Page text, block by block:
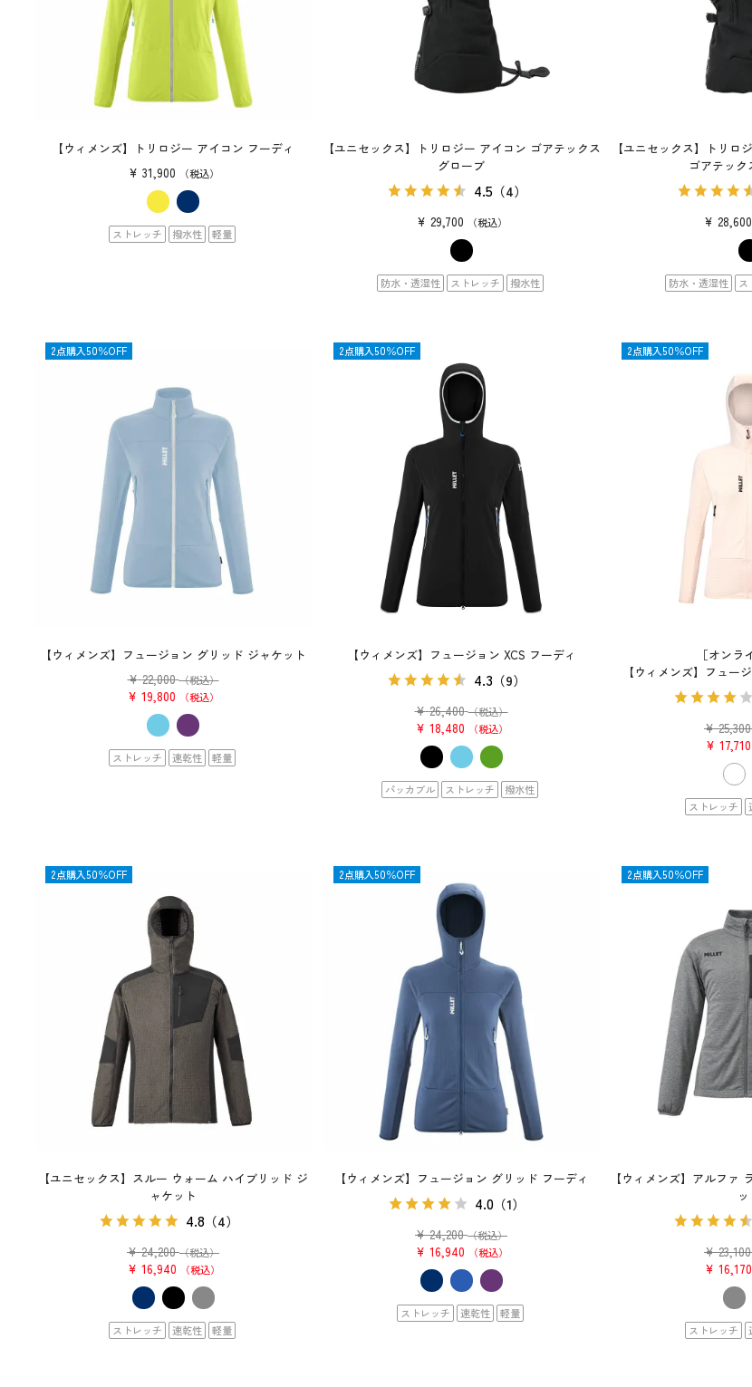
【ウィメンズ】トリロジー アイコン フーディ
¥ 31,900 税込
ストレッチ 撥水性 軽量
【ユニセックス】トリロジー アイコン ゴアテックス
グローブ
4.5（4）
¥ 29,700 税込
防水・透湿性 ストレッチ 撥水性
【ユニセックス】トリロ
ゴアテッ
¥ 28,600
防水・透湿性 ス
【ウィメンズ】フュージョン グリッド ジャケット
¥ 22,000 （税込）
¥ 19,800 税込
限定
ストレッチ 速乾性 軽量
2点購入50％OFF
【ウィメンズ】フュージョン XCS フーディ
4.3 （9）
¥ 26,400 （税込）
¥ 18,480 税込
OUTLET
パッカブル ストレッチ 撥水性
2点購入50％OFF
［オンラ
【ウィメンズ】フュー
¥ 25,300
¥ 17,710
SALE
ストレッチ
2点購入50％OFF
【ユニセックス】スルー ウォーム ハイブリッド ジ
ャケット
4.8（4）
¥ 24,200 （税込）
¥ 16,940 税込
OUTLET
ストレッチ 速乾性 軽量
2点購入50％OFF
【ウィメンズ】フュージョン グリッド フーディ
4.0 （1）
¥ 24,200 （税込）
¥ 16,940 税込
OUTLET
ストレッチ 速乾性 軽量
2点購入50％OFF
【ウィメンズ】アルファ
¥ 23,100
¥ 16,170
OUTLET
ストレッチ
2点購入50％OFF